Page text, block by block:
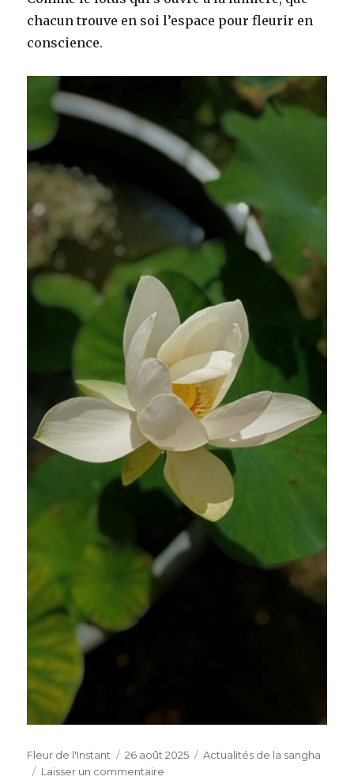
chacun trouve en soi l’espace pour fleurir en
conscience.
Auteur
Fleur de l'Instant
Publié
le
26 août 2025 Catégories
Actualités de la sangha
Laisser un commentaire